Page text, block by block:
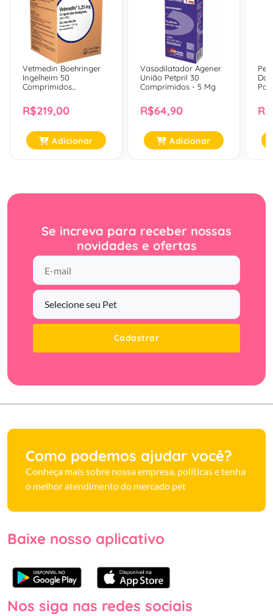
Vetmedin Boehringer
Ingelheim 50
Comprimidos
- 1,25 Mg
R$219,00
Adicionar
Vasodilatador Agener
União Petpril 30
Comprimidos - 5 Mg
R$64,90
Adicionar
Se increva para receber nossas
novidades e ofertas
Cadastrar
Como podemos ajudar você?
Conheça mais sobre nossa empresa, políticas e tenha
o melhor atendimento do mercado pet
Baixe nosso aplicativo
Nos siga nas redes sociais